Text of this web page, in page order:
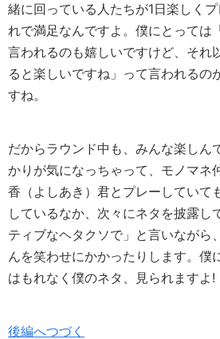
緒に回っている人たちが1日楽しく
れで満足なんですよ。僕にとっては
言われるのも嬉しいですけど、それ
ると楽しいですね」って言われるの
すね。
だからラウンド中も、みんな楽しん
かりが気になっちゃって、モノマネ
香（よしあき）君とプレーしていて
しているなか、次々にネタを披露し
ティブなヘタクソで」と言いながら
んを笑わせにかかったりします。僕
はもれなく僕のネタ、見られますよ!
後編へつづく